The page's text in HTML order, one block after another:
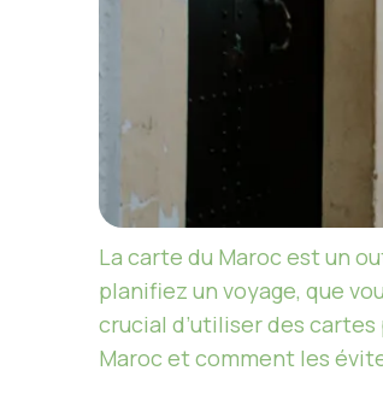
La carte du Maroc est un
planifiez un voyage, que
crucial d’utiliser des
Maroc et comment les